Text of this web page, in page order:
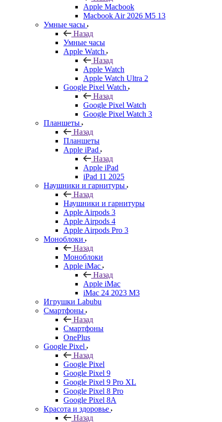
Apple Macbook
Macbook Air 2026 M5 13
Умные часы
Назад
Умные часы
Apple Watch
Назад
Apple Watch
Apple Watch Ultra 2
Google Pixel Watch
Назад
Google Pixel Watch
Google Pixel Watch 3
Планшеты
Назад
Планшеты
Apple iPad
Назад
Apple iPad
iPad 11 2025
Наушники и гарнитуры
Назад
Наушники и гарнитуры
Apple Airpods 3
Apple Airpods 4
Apple Airpods Pro 3
Моноблоки
Назад
Моноблоки
Apple iMac
Назад
Apple iMac
iMac 24 2023 M3
Игрушки Labubu
Смартфоны
Назад
Смартфоны
OnePlus
Google Pixel
Назад
Google Pixel
Google Pixel 9
Google Pixel 9 Pro XL
Google Pixel 8 Pro
Google Pixel 8A
Красота и здоровье
Назад